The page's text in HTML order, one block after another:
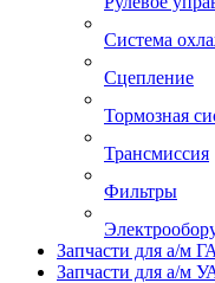
Система
Сцепление
Тормозная
Трансмиссия
Фильтры
Запчасти для а/м
Запчасти для а/м